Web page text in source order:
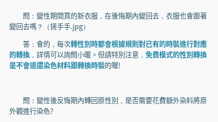
問：變性期間買的新衣服，在後悔期內變回去，衣服也會跟著
變回去嗎？（搓手手.jpg）
答：會的，每次轉性別時都會根據規則對已有的時裝進行對應
的轉換，詳情可以詢問小暖。但請特別注意， 免費模式的性別轉換
是不會退還染色材料跟轉換時裝的喔!
問：變性後反悔期內轉回原性別，是否需要花費額外染料將原
外觀進行染色?